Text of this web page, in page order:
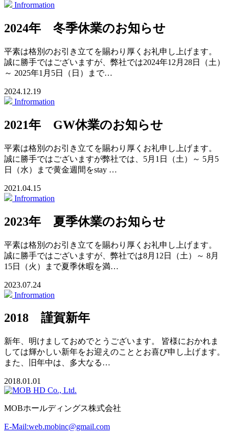
Infrormation
2024年 冬季休業のお知らせ
平素は格別のお引き立てを賜わり厚くお礼申し上げます。
誠に勝手ではございますが、弊社では2024年12月28日（土）
～ 2025年1月5日（日）まで…
2024.12.19
Infrormation
2021年 GW休業のお知らせ
平素は格別のお引き立てを賜わり厚くお礼申し上げます。
誠に勝手ではございますが弊社では、5月1日（土）～ 5月5
日（水）まで黄金週間をstay …
2021.04.15
Infrormation
2023年 夏季休業のお知らせ
平素は格別のお引き立てを賜わり厚くお礼申し上げます。
誠に勝手ではございますが、弊社では8月12日（土）～ 8月
15日（火）まで夏季休暇を満…
2023.07.24
Infrormation
2018 謹賀新年
新年、明けましておめでとうございます。 皆様におかれま
しては輝かしい新年をお迎えのこととお喜び申し上げます。
また、旧年中は、多大なる…
2018.01.01
MOBホールディングス株式会社
E-Mail:web.mobinc@gmail.com